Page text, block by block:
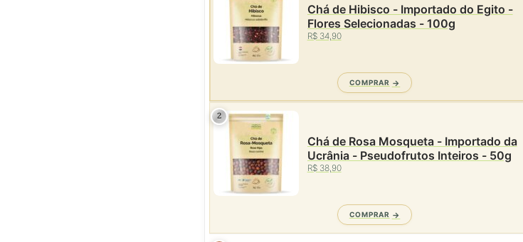
Chá de Hibisco - Importado do Egito -
Flores Selecionadas - 100g
R$ 34,90
COMPRAR
2
Chá de Rosa Mosqueta - Importado da
Ucrânia - Pseudofrutos Inteiros - 50g
R$ 38,90
COMPRAR